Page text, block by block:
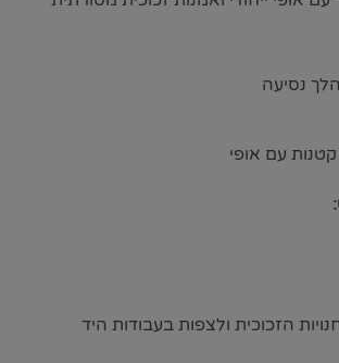
נסיעה
עם אופי
הזכוכית ולצפות בעבודות היד